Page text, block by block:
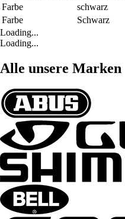
Farbe
schwarz
Farbe
Schwarz
Loading...
Loading...
Alle unsere Marken